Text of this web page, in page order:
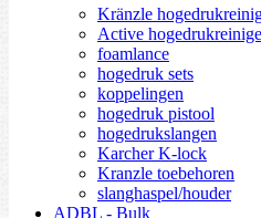
Kränzle
Active
foamlance
hogedruk sets
koppelingen
hogedruk pistool
hogedrukslangen
Karcher K-lock
Kranzle toebehoren
slanghaspel/houder
ADBL - Bulk